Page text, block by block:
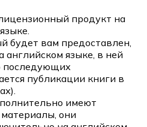
продукт на
будет вам предоставлен,
языке, в ней
последующих
публикации книги в
имеют
они